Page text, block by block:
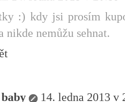
:) kdy jsi prosím
nikde nemůžu sehnat.
14. ledna 2013 v